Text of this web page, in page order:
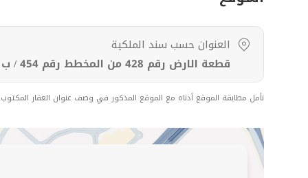
( 15 ) دقيقة عن متحف تيم لاب
العنوان حسب سند الملكية
قطعة الارض رقم 428 من المخطط رقم 454 / ب حى النسيم بمدينة جدة .
نأمل مطابقة الموقع أدناه مع الموقع المذكور في وصف عنوان العقار المكتوب